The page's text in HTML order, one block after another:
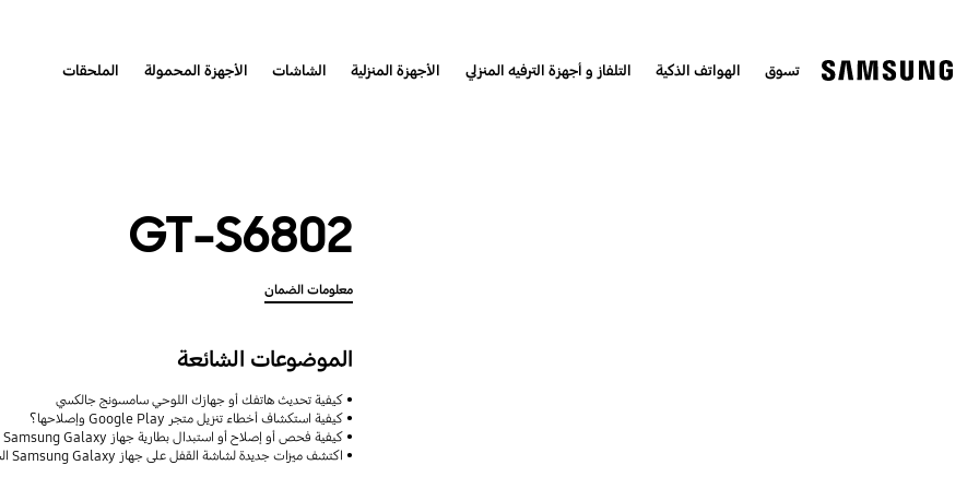
تسوق الهواتف الذكية التلفاز و أجهزة الترفيه المنزلي الأجهزة المنزلية الشاشات الأجهزة المحمولة الملحقات
GT-S6802
معلومات الضمان
الموضوعات الشائعة
كيفية تحديث هاتفك أو جهازك اللوحي سامسونج جالكسي
كيفية استكشاف أخطاء تنزيل متجر Google Play وإصلاحها؟
كيفية فحص أو إصلاح أو استبدال بطارية جهاز Samsung Galaxy
اكتشف ميزات جديدة لشاشة القفل على جهاز Samsung Galaxy الخاص بك